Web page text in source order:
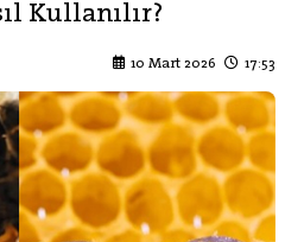
Kullanılır?
10 Mart 2026 17:53